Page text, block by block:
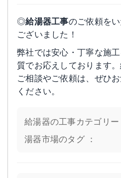
◎給湯器工事のご依頼を
ございました！
弊社では安心・丁寧な施
質でお応えしております
ご相談やご依頼は、ぜひ
ください。
給湯器の工事カテゴリー
湯器市場のタグ ：